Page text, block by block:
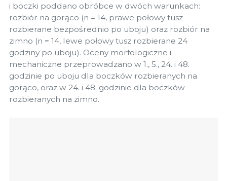
i boczki poddano obróbce w dwóch warunkach:
rozbiór na gorąco (n = 14, prawe połowy tusz
rozbierane bezpośrednio po uboju) oraz rozbiór na
zimno (n = 14, lewe połowy tusz rozbierane 24
godziny po uboju). Oceny morfologiczne i
mechaniczne przeprowadzano w 1., 5., 24. i 48.
godzinie po uboju dla boczków rozbieranych na
gorąco, oraz w 24. i 48. godzinie dla boczków
rozbieranych na zimno.